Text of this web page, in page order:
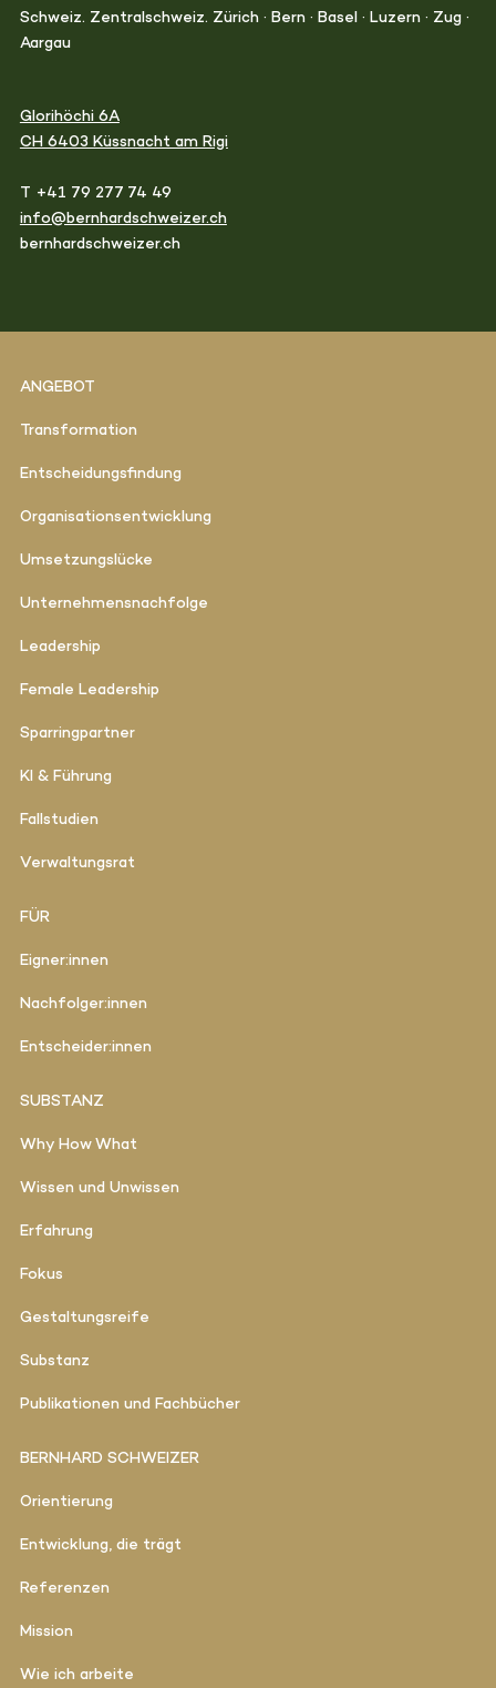
Schweiz. Zentralschweiz. Zürich · Bern · Basel · Luzern · Zug ·
Aargau
Glorihöchi 6A
CH 6403 Küssnacht am Rigi
T +41 79 277 74 49
info@bernhardschweizer.ch
bernhardschweizer.ch
ANGEBOT
Transformation
Entscheidungsfindung
Organisationsentwicklung
Umsetzungslücke
Unternehmensnachfolge
Leadership
Female Leadership
Sparringpartner
KI & Führung
Fallstudien
Verwaltungsrat
FÜR
Eigner:innen
Nachfolger:innen
Entscheider:innen
SUBSTANZ
Why How What
Wissen und Unwissen
Erfahrung
Fokus
Gestaltungsreife
Substanz
Publikationen und Fachbücher
BERNHARD SCHWEIZER
Orientierung
Entwicklung, die trägt
Referenzen
Mission
Wie ich arbeite